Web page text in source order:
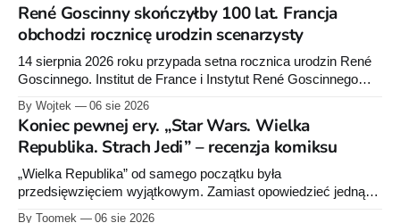
René Goscinny skończyłby 100 lat. Francja
obchodzi rocznicę urodzin scenarzysty
14 sierpnia 2026 roku przypada setna rocznica urodzin René
Goscinnego. Institut de France i Instytut René Goscinnego
Ory’ego i Catel.
By Wojtek 06 sie 2026
Koniec pewnej ery. „Star Wars. Wielka
Republika. Strach Jedi” – recenzja komiksu
„Wielka Republika” od samego początku była
przedsięwzięciem wyjątkowym. Zamiast opowiedzieć jedną
By Toomek 06 sie 2026